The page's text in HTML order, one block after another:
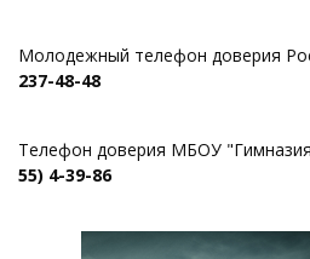
Молодежный телефон доверия
237-48-48
Телефон доверия МБОУ
55) 4-39-86